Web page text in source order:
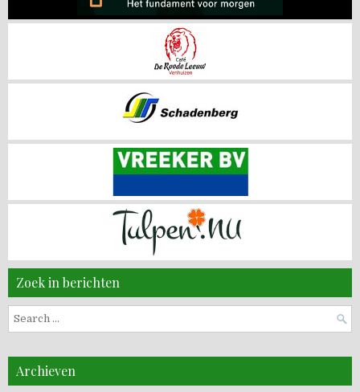
Zoek in berichten
Search
for:
Archieven